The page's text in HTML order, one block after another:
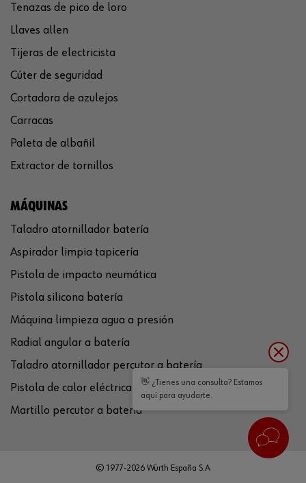
Tenazas de pico de loro
Llaves allen
Tijeras de electricista
Cúter de seguridad
Cortadora de azulejos
Carracas
Paleta de albañil
Extractor de tornillos
MÁQUINAS
Taladro atornillador batería
Aspirador limpia tapicería
Pistola de impacto neumática
Pistola silicona batería
Máquina limpieza agua a presión
Radial angular a batería
Taladro atornillador percutor a batería
Pistola de calor eléctrica
Martillo percutor a batería
© 1977-2026 Würth España S.A
👋 ¿Tienes una consulta? Estamos
aquí para ayudarte.